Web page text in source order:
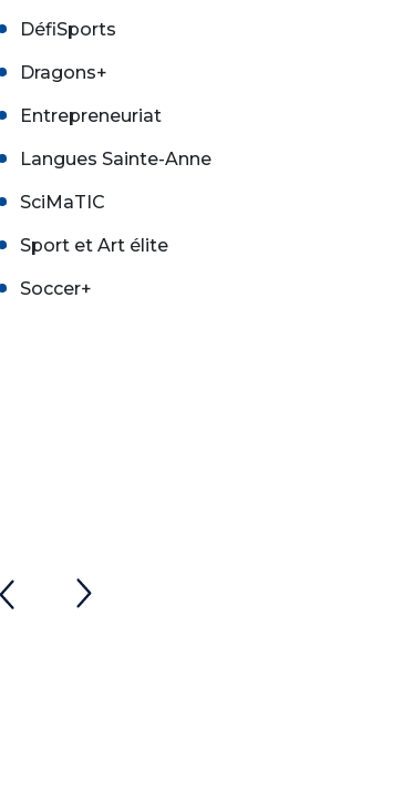
DéfiSports
Dragons+
Entrepreneuriat
Langues Sainte-Anne
SciMaTIC
Sport et Art élite
Soccer+